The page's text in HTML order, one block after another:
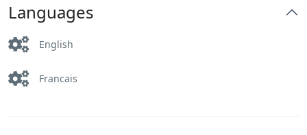
Languages
English
Francais